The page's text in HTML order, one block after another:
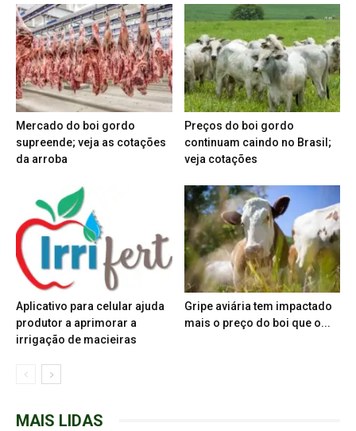
Mercado do boi gordo
supreende; veja as cotações
da arroba
Preços do boi gordo
continuam caindo no Brasil;
veja cotações
Aplicativo para celular ajuda
produtor a aprimorar a
irrigação de macieiras
Gripe aviária tem impactado
mais o preço do boi que o...
MAIS LIDAS